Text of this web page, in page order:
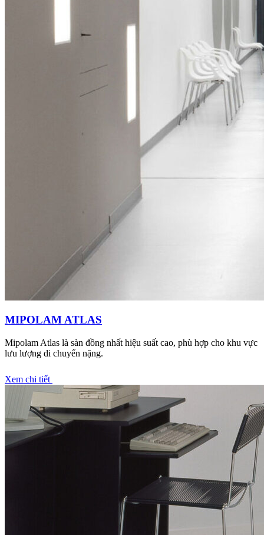
MIPOLAM ATLAS
Mipolam Atlas là sàn đồng nhất hiệu suất cao, phù hợp cho khu vực
lưu lượng di chuyển nặng.
Xem chi tiết